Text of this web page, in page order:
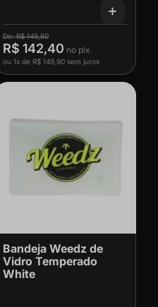
R$ 149,90
R$ 142,40
ou 1x de R$ 149,90 sem juros
Bandeja Weedz de
Vidro Temperado
White